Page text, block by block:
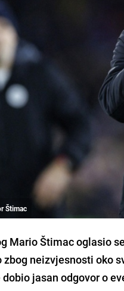
Štimac
Mario Štimac oglasio
neizvjesnosti oko
jasan odgovor o